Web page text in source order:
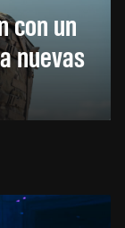
con un
nuevas